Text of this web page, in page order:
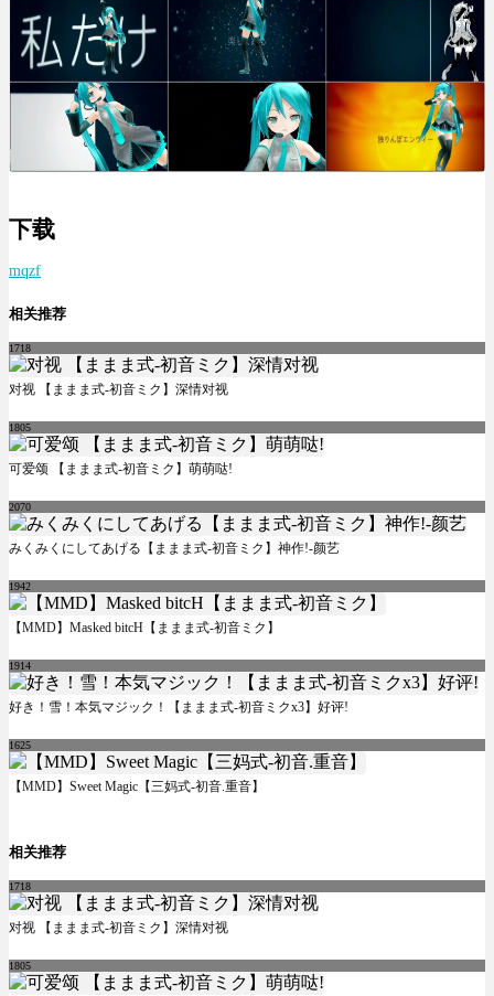
下载
mqzf
相关推荐
1718
对视 【ままま式-初音ミク】深情对视
1805
可爱颂 【ままま式-初音ミク】萌萌哒!
2070
みくみくにしてあげる【ままま式-初音ミク】神作!-颜艺
1942
【MMD】Masked bitcH【ままま式-初音ミク】
1914
好き！雪！本気マジック！【ままま式-初音ミクx3】好评!
1625
【MMD】Sweet Magic【三妈式-初音.重音】
相关推荐
1718
对视 【ままま式-初音ミク】深情对视
1805